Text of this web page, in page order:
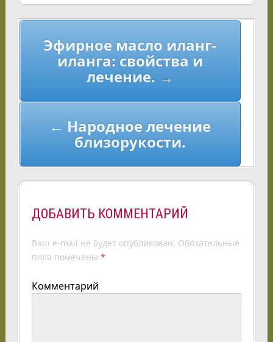
Навигация
записям
Эфирное масло иланг-
иланга: свойства и
лечение. →
← Народное лечение
близорукости.
ДОБАВИТЬ КОММЕНТАРИЙ
Ваш e-mail не будет опубликован. Обязательные
поля помечены *
Комментарий